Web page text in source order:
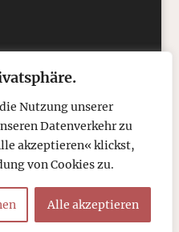
Nutzung unserer
Datenverkehr zu
akzeptieren« klickst,
von Cookies zu.
Alle akzeptieren